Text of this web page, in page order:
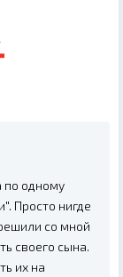
по одному
Просто нигде
со мной
своего сына.
их на